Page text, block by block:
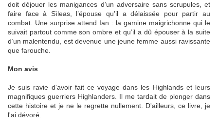
doit déjouer les manigances d’un adversaire sans scrupules, et
faire face à Sìleas, l’épouse qu’il a délaissée pour partir au
combat. Une surprise attend Ian : la gamine maigrichonne qui le
suivait partout comme son ombre et qu’il a dû épouser à la suite
d’un malentendu, est devenue une jeune femme aussi ravissante
que farouche.
Mon avis
Je suis ravie d'avoir fait ce voyage dans les Highlands et leurs
magnifiques guerriers Highlanders. Il me tardait de plonger dans
cette histoire et je ne le regrette nullement. D'ailleurs, ce livre, je
l'ai dévoré.